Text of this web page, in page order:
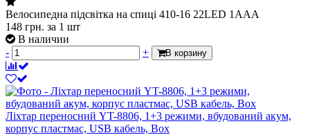
Велосипедна підсвітка на спиці 410-16 22LED 1AAA
148 грн. за 1 шт
В наличии
-
+ В корзину
Ліхтар переносний YT-8806, 1+3 режими, вбудований акум,
корпус пластмас, USB кабель, Box